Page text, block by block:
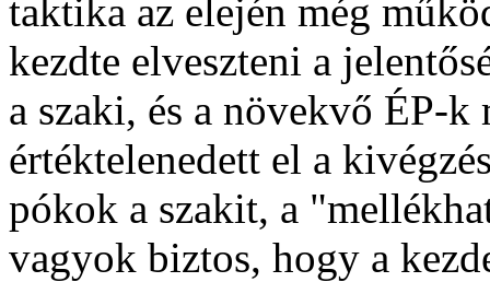
taktika az elején még
kezdte elveszteni a
a szaki, és a növekvő ÉP-
értéktelenedett el a
pókok a szakit, a
vagyok biztos, hogy a